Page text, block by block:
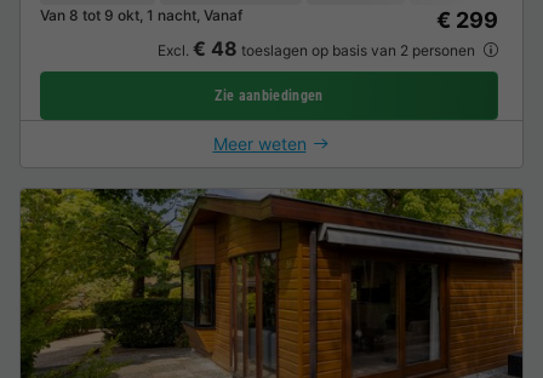
Van 8 tot 9 okt, 1 nacht, Vanaf
€ 299
Excl. € 48 toeslagen op basis van 2 personen
Zie aanbiedingen
Meer weten